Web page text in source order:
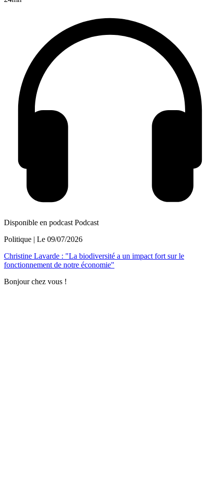
Disponible en podcast Podcast
Politique | Le 09/07/2026
Christine Lavarde : "La biodiversité a un impact fort sur le
fonctionnement de notre économie"
Bonjour chez vous !